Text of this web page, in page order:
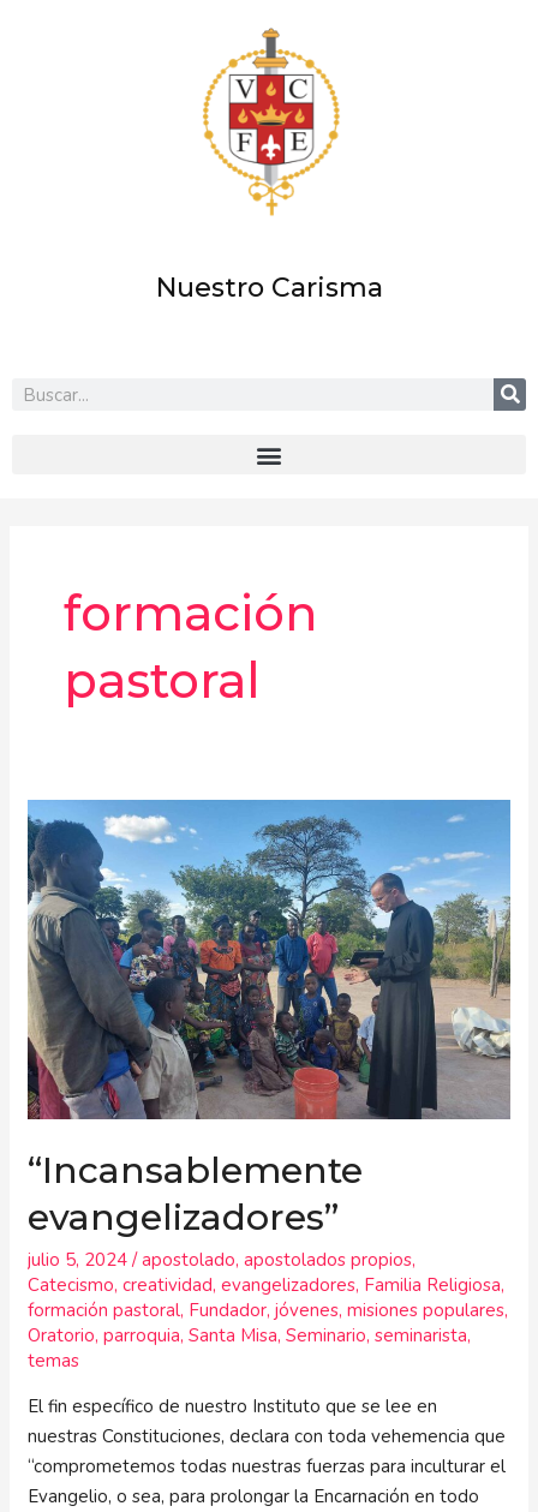
Nuestro Carisma
formación
pastoral
“Incansablemente
evangelizadores”
julio 5, 2024/apostolado,apostolados propios,
Catecismo,creatividad,evangelizadores, Familia Religiosa,
formación pastoral, Fundador,jóvenes,misiones populares,
Oratorio,parroquia,Santa Misa,Seminario,seminarista,
temas
El fin específico de nuestro Instituto que se lee en
nuestras Constituciones, declara con toda vehemencia que
“comprometemos todas nuestras fuerzas para inculturar el
Evangelio, o sea, para prolongar la Encarnación en todo
“Incansablemente
evangelizadores”